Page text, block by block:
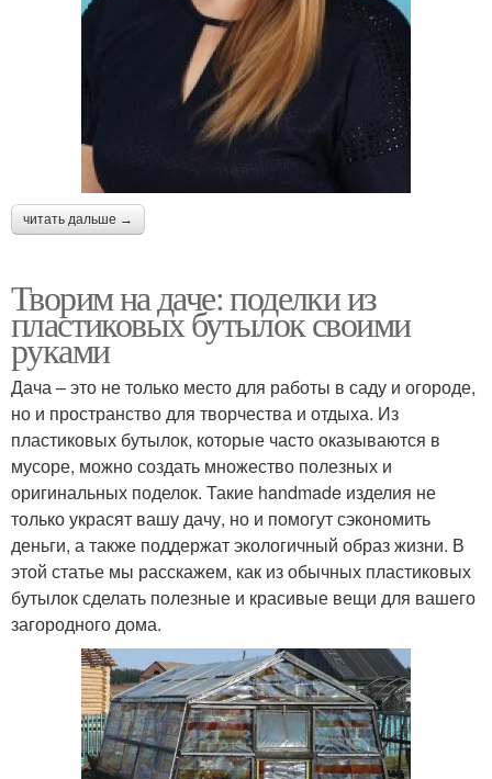
читать дальше →
Творим на даче: поделки из
пластиковых бутылок своими
руками
Дача – это не только место для работы в саду и огороде,
но и пространство для творчества и отдыха. Из
пластиковых бутылок, которые часто оказываются в
мусоре, можно создать множество полезных и
оригинальных поделок. Такие handmade изделия не
только украсят вашу дачу, но и помогут сэкономить
деньги, а также поддержат экологичный образ жизни. В
этой статье мы расскажем, как из обычных пластиковых
бутылок сделать полезные и красивые вещи для вашего
загородного дома.